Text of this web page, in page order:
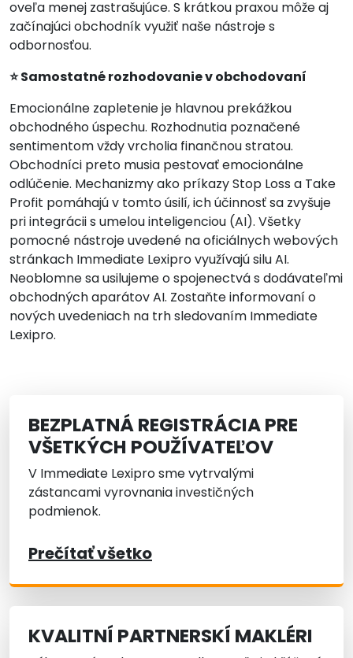
oveľa menej zastrašujúce. S krátkou praxou môže aj
začínajúci obchodník využiť naše nástroje s
odbornosťou.
⭐ Samostatné rozhodovanie v obchodovaní
Emocionálne zapletenie je hlavnou prekážkou
obchodného úspechu. Rozhodnutia poznačené
sentimentom vždy vrcholia finančnou stratou.
Obchodníci preto musia pestovať emocionálne
odlúčenie. Mechanizmy ako príkazy Stop Loss a Take
Profit pomáhajú v tomto úsilí, ich účinnosť sa zvyšuje
pri integrácii s umelou inteligenciou (AI). Všetky
pomocné nástroje uvedené na oficiálnych webových
stránkach Immediate Lexipro využívajú silu AI.
Neoblomne sa usilujeme o spojenectvá s dodávateľmi
obchodných aparátov AI. Zostaňte informovaní o
nových uvedeniach na trh sledovaním Immediate
Lexipro.
BEZPLATNÁ REGISTRÁCIA PRE
VŠETKÝCH POUŽÍVATEĽOV
V Immediate Lexipro sme vytrvalými
zástancami vyrovnania investičných
podmienok.
Prečítať všetko
KVALITNÍ PARTNERSKÍ MAKLÉRI